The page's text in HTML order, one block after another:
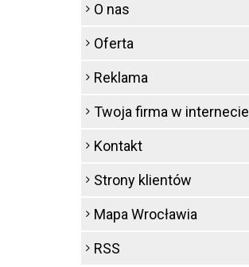
O nas
Oferta
Reklama
Twoja firma w internecie
Kontakt
Strony klientów
Mapa Wrocławia
RSS